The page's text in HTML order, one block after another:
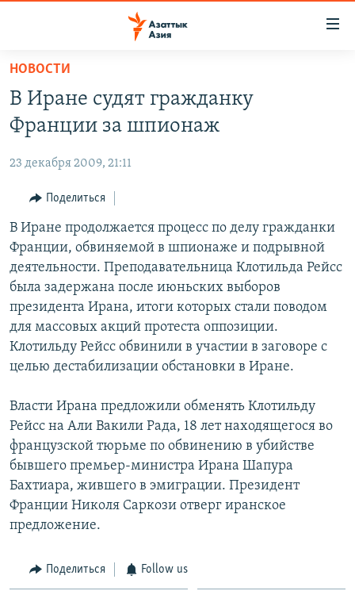
Вернуться
основному
содержанию
Вернутся
навигации
Вернутся
поиску
КАЗАХСТАН
УЗБЕКИСТАН
ТАДЖИКИСТАН
НОВОСТИ
ВОЙНА В УКРАИНЕ
НА ДРУГИХ ЯЗЫКАХ
ҚАЗАҚША
КЫРГЫЗЧА
ЎЗБЕКЧА
ТОҶИКӢ
TÜRKMENÇE
Все сайты РСЕ/РС
НОВОСТИ
В Иране судят гражданку
Франции за шпионаж
23 декабря 2009, 21:11
Поделиться
В Иране продолжается процесс по делу гражданки
Франции, обвиняемой в шпионаже и подрывной
деятельности. Преподавательница Клотильда Рейсс
была задержана после июньских выборов
президента Ирана, итоги которых стали поводом
для массовых акций протеста оппозиции.
Клотильду Рейсс обвинили в участии в заговоре с
целью дестабилизации обстановки в Иране.
Власти Ирана предложили обменять Клотильду
Рейсс на Али Вакили Рада, 18 лет находящегося во
французской тюрьме по обвинению в убийстве
бывшего премьер-министра Ирана Шапура
Бахтиара, жившего в эмиграции. Президент
Франции Николя Саркози отверг иранское
предложение.
Поделиться Follow us